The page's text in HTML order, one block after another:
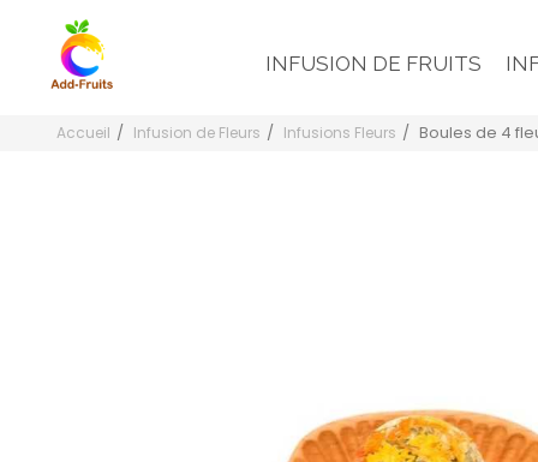
INFUSION DE FRUITS
Accueil Infusion de Fleurs Infusions Fleurs Boules de 4